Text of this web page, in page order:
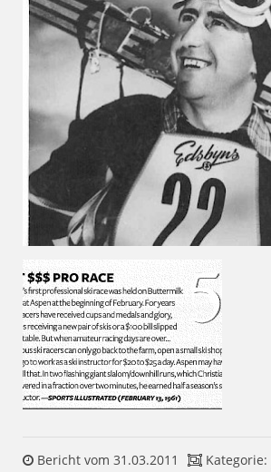
Bericht vom 31.03.2011 Kategorie: